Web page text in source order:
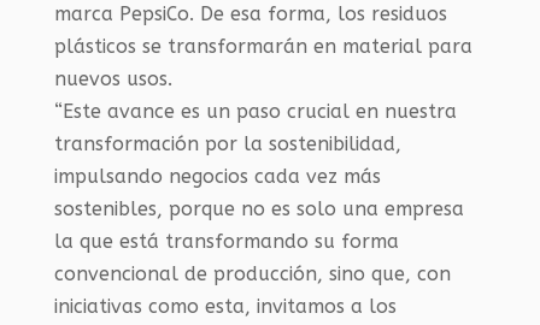
marca PepsiCo. De esa forma, los residuos
plásticos se transformarán en material para
nuevos usos.
“Este avance es un paso crucial en nuestra
transformación por la sostenibilidad,
impulsando negocios cada vez más
sostenibles, porque no es solo una empresa
la que está transformando su forma
convencional de producción, sino que, con
iniciativas como esta, invitamos a los